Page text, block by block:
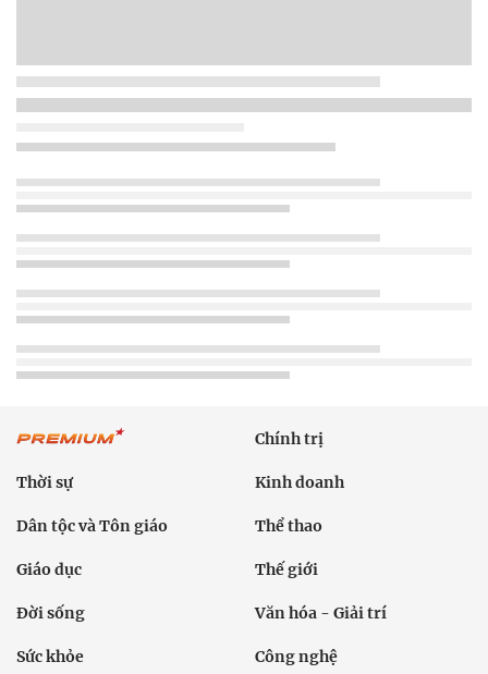
Chính trị
Thời sự Kinh doanh
Dân tộc và Tôn giáo Thể thao
Giáo dục Thế giới
Đời sống Văn hóa - Giải trí
Sức khỏe Công nghệ